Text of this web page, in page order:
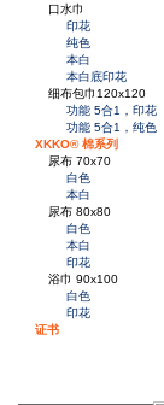
口水巾
印花
纯色
本白
本白底印花
细布包巾120x120
功能 5合1，印花
功能 5合1，纯色
XKKO® 棉系列
尿布 70x70
白色
本白
尿布 80x80
白色
本白
印花
浴巾 90x100
白色
印花
证书